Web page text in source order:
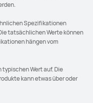
Spezifikationen
tatsächlichen Werte können
hängen vom
Wert auf. Die
kann etwas über oder